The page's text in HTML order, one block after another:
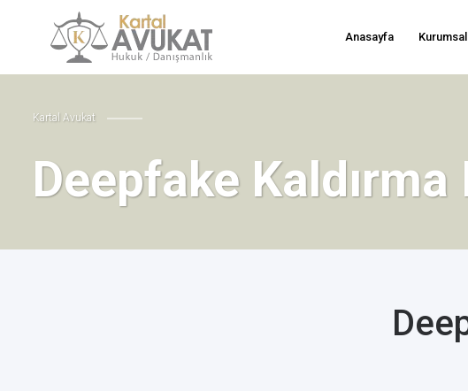
Anasayfa Kurumsal
Kartal Avukat
Deepfake